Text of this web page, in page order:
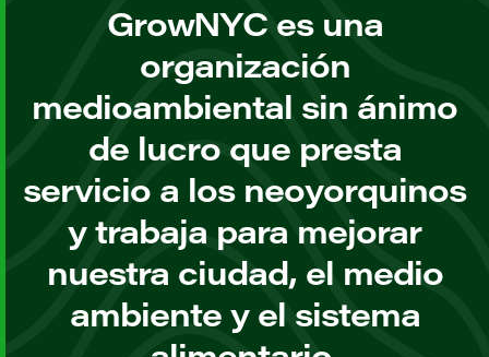
GrowNYC es una
organización
medioambiental sin ánimo
de lucro que presta
servicio a los neoyorquinos
y trabaja para mejorar
nuestra ciudad, el medio
ambiente y el sistema